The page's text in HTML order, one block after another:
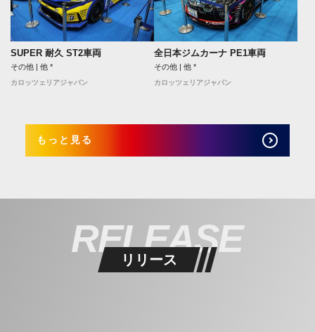
SUPER 耐久 ST2車両
その他 | 他 *
カロッツェリアジャパン
全日本ジムカーナ PE1車両
その他 | 他 *
カロッツェリアジャパン
もっと見る
RELEASE
リリース